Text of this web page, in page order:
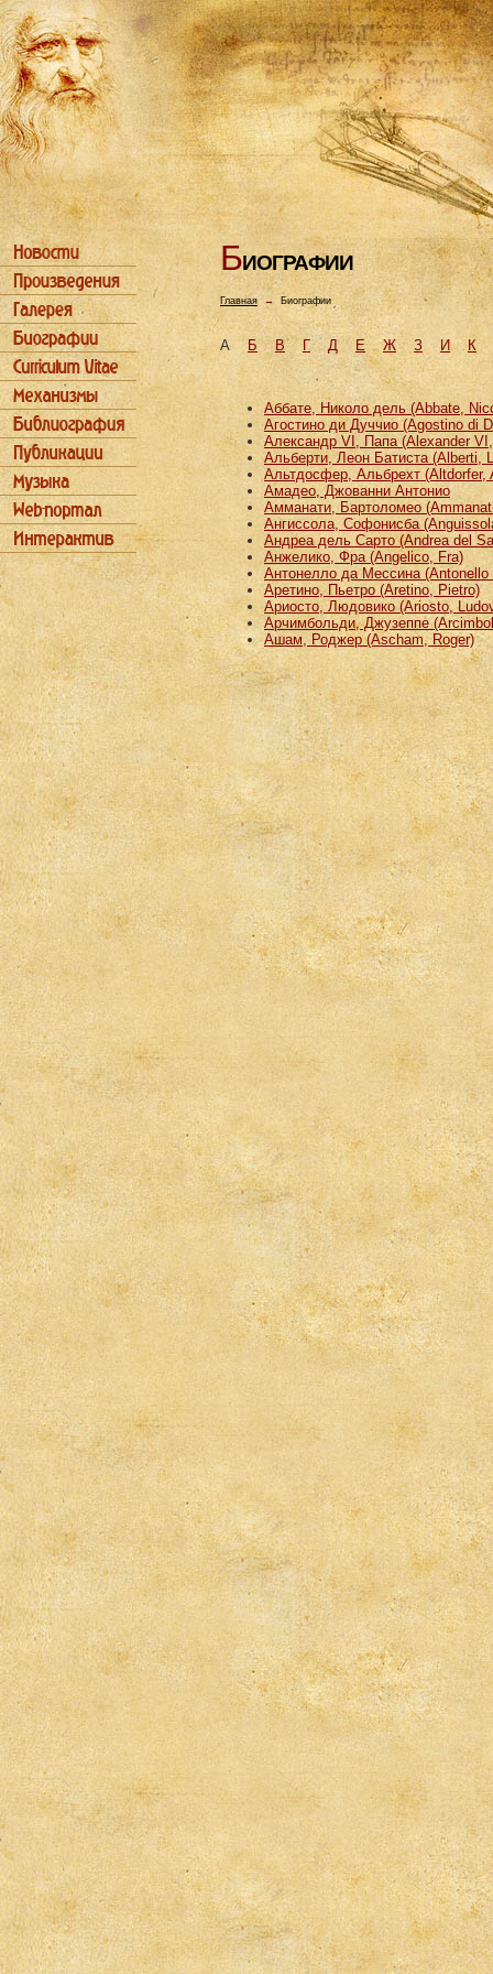
БИОГРАФИИ
Главная→ Биографии
АБ В Г Д Е Ж З И К
Аббате, Николо дель (Abbate,
Агостино ди Дуччио (Agostino di
Александр VI, Папа (Alexander
Альберти, Леон Батиста (Alberti,
Альтдосфер, Альбрехт (Altdorfer,
Амадео, Джованни Антонио
Амманати, Бартоломео
Ангиссола, Софонисба
Андреа дель Сарто (Andrea del
Анжелико, Фра (Angelico, Fra)
Антонелло да Мессина (Antonello
Аретино, Пьетро (Aretino, Pietro)
Ариосто, Людовико (Ariosto,
Арчимбольди, Джузеппе
Ашам, Роджер (Ascham, Roger)